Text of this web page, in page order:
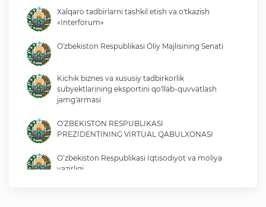
Xalqaro tadbirlarni tashkil etish va o'tkazish
«Interforum»
O'zbekiston Respublikasi Oliy Majlisining Senati
Kichik biznes va xususiy tadbirkorlik
subyektlarining eksportini qo'llab-quvvatlash
jamg'armasi
O'ZBEKISTON RESPUBLIKASI
PREZIDENTINING VIRTUAL QABULXONASI
O‘zbekiston Respublikasi Iqtisodiyot va moliya
vazirligi